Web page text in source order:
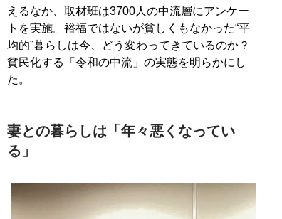
えるなか、取材班は3700人の中流層にアンケー
トを実施。裕福ではないが貧しくもなかった“平
均的”暮らしは今、どう変わってきているのか？
貧民化する「令和の中流」の実態を明らかにし
た。
妻との暮らしは「年々悪くなってい
る」